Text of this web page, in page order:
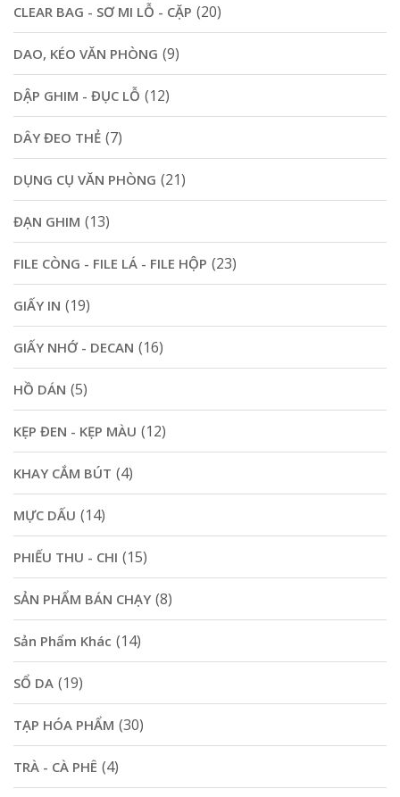
CLEAR BAG - SƠ MI LỖ - CẶP (20)
DAO, KÉO VĂN PHÒNG (9)
DẬP GHIM - ĐỤC LỖ (12)
DÂY ĐEO THẺ (7)
DỤNG CỤ VĂN PHÒNG (21)
ĐẠN GHIM (13)
FILE CÒNG - FILE LÁ - FILE HỘP (23)
GIẤY IN (19)
GIẤY NHỚ - DECAN (16)
HỒ DÁN (5)
KẸP ĐEN - KẸP MÀU (12)
KHAY CẮM BÚT (4)
MỰC DẤU (14)
PHIẾU THU - CHI (15)
SẢN PHẨM BÁN CHẠY (8)
Sản Phẩm Khác (14)
SỔ DA (19)
TẠP HÓA PHẨM (30)
TRÀ - CÀ PHÊ (4)